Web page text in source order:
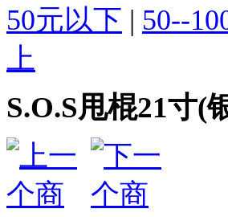
50元以下 | 50--
上
S.O.S甩棍21寸(